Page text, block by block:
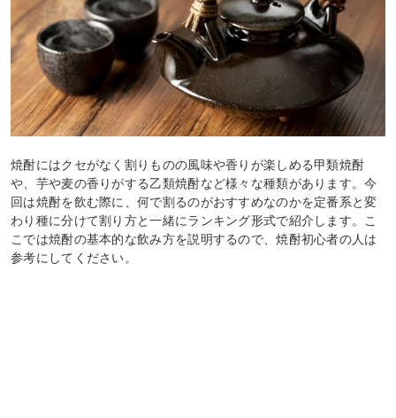
焼酎にはクセがなく割りものの風味や香りが楽しめる甲類焼酎
や、芋や麦の香りがする乙類焼酎など様々な種類があります。今
回は焼酎を飲む際に、何で割るのがおすすめなのかを定番系と変
わり種に分けて割り方と一緒にランキング形式で紹介します。こ
こでは焼酎の基本的な飲み方を説明するので、焼酎初心者の人は
参考にしてください。